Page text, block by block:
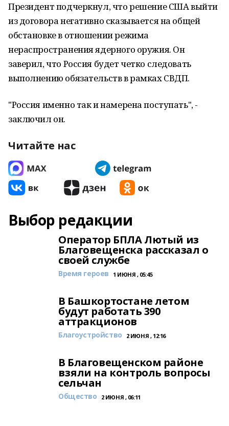
Президент подчеркнул, что решение США выйти
из договора негативно сказывается на общей
обстановке в отношении режима
нераспространения ядерного оружия. Он
заверил, что Россия будет четко следовать
выполнению обязательств в рамках СВДП.
"Россия именно так и намерена поступать", -
заключил он.
Читайте нас
Выбор редакции
Оператор БПЛА Лютый из
Благовещенска рассказал о
своей службе
Время героев 1 ИЮНЯ , 05:45
В Башкортостане летом
будут работать 390
аттракционов
Благоустройство 2 ИЮНЯ , 12:16
В Благовещенском районе
взяли на контроль вопросы
сельчан
Общество 2 ИЮНЯ , 06:11